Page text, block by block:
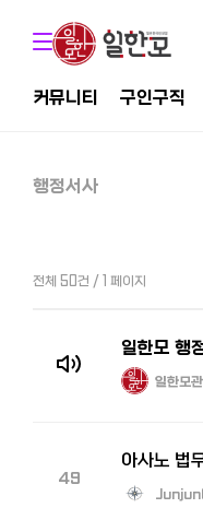
커뮤니티 구인구직
행정서사
전체 50건 / 1 페이지
일한모 행
일한모
49
아사노 법